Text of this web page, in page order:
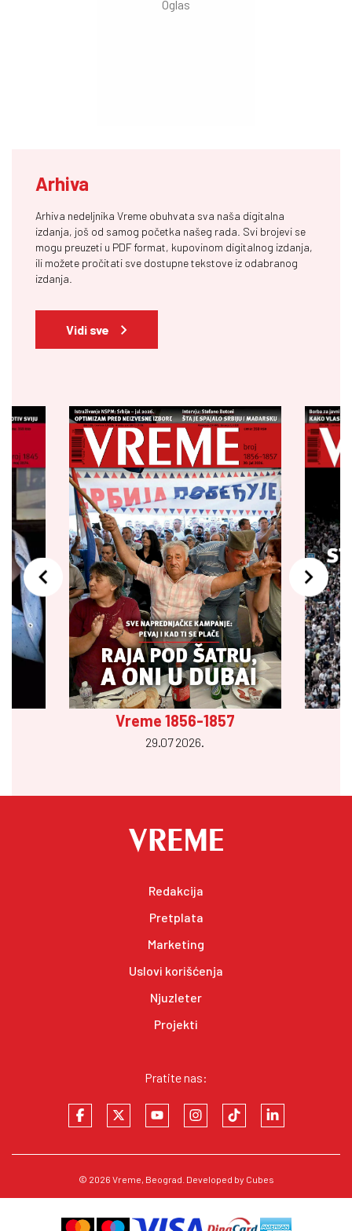
Arhiva
Arhiva nedeljnika Vreme obuhvata sva naša digitalna
izdanja, još od samog početka našeg rada. Svi brojevi se
mogu preuzeti u PDF format, kupovinom digitalnog izdanja,
ili možete pročitati sve dostupne tekstove iz odabranog
izdanja.
Vidi sve
Vreme 1856-1857
29.07 2026.
Redakcija
Pretplata
Marketing
Uslovi korišćenja
Njuzleter
Projekti
Pratite nas:
© 2026 Vreme , Beograd. Developed by Cubes